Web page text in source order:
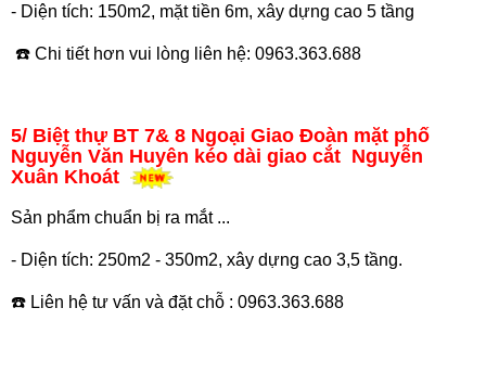
- Diện tích: 150m2, mặt tiền 6m, xây dựng cao 5 tầng
☎️ Chi tiết hơn vui lòng liên hệ: 0963.363.688
5/ Biệt thự BT 7& 8 Ngoại Giao Đoàn mặt phố
Nguyễn Văn Huyên kéo dài giao cắt Nguyễn
Xuân Khoát
Sản phẩm chuẩn bị ra mắt ...
- Diện tích: 250m2 - 350m2, xây dựng cao 3,5 tầng.
☎️ Liên hệ tư vấn và đặt chỗ : 0963.363.688